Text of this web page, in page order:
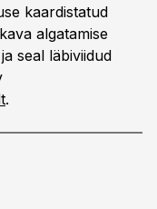
kaardistatud
algatamise
seal läbiviidud
.